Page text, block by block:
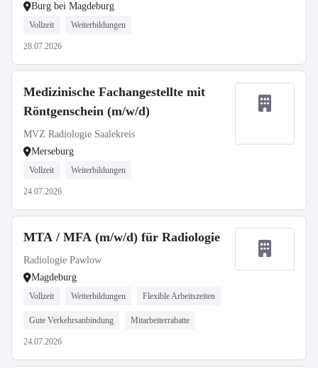
Burg bei Magdeburg
Vollzeit Weiterbildungen
28.07.2026
Medizinische Fachangestellte mit
Röntgenschein (m/w/d)
MVZ Radiologie Saalekreis
Merseburg
Vollzeit Weiterbildungen
24.07.2026
MTA / MFA (m/w/d) für Radiologie
Radiologie Pawlow
Magdeburg
Vollzeit Weiterbildungen Flexible Arbeitszeiten
Gute Verkehrsanbindung Mitarbeiterrabatte
24.07.2026